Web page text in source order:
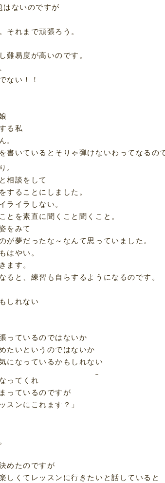
はないのですが
それまで頑張ろう。
難易度が高いのです。
ない！！
る私
。
書いているとそりゃ弾けないわってなるの
。
相談をして
することにしました。
ライラしない。
とを素直に聞くこと聞くこと。
をみて
が夢だったな～なんて思っていました。
はやい。
ます。
ると、練習も自らするようになるのです。
しれない
っているのではないか
たいというのではないか
になっているかもしれない
ってくれ
っているのですが
スンにこれます？」
めたのですが
しくてレッスンに行きたいと話していると